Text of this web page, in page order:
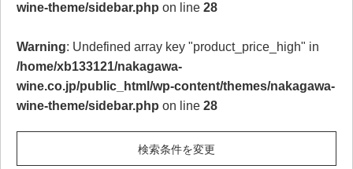
wine-theme/sidebar.php on line 28
Warning: Undefined array key "product_price_high" in
/home/xb133121/nakagawa-
wine.co.jp/public_html/wp-content/themes/nakagawa-
wine-theme/sidebar.php on line 28
検索条件を変更